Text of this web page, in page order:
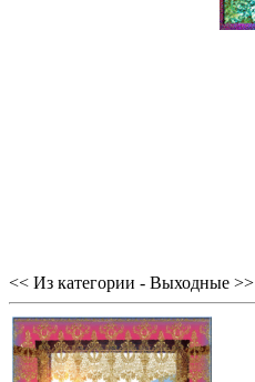
<< Из категории - Выходные >>